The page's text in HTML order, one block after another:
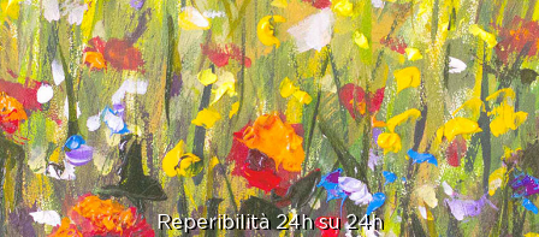
Reperibilità 24h su 24h